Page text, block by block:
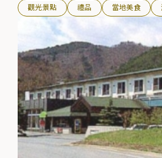
觀光景點 禮品 當地美食